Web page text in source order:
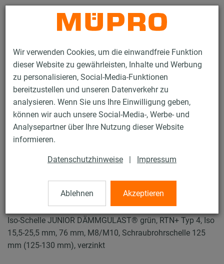
Wir verwenden Cookies, um die einwandfreie Funktion
dieser Website zu gewährleisten, Inhalte und Werbung
zu personalisieren, Social-Media-Funktionen
bereitzustellen und unseren Datenverkehr zu
analysieren. Wenn Sie uns Ihre Einwilligung geben,
können wir auch unsere Social-Media-, Werbe- und
Analysepartner über Ihre Nutzung dieser Website
informieren.
Datenschutzhinweise | Impressum
Ablehnen Akzeptieren
Kontakt
Produkte Befestigungstechnik
Rohrschellen
ISO-Schellen RTN+ Typ 2 und 4
ISO-Schellen RTN+
Typ 2 und 4
Iso-Schelle JUNIOR DÄMMGULAST® grün, RTN+ Typ 4, Iso
15,5-25,5 mm, 76 mm, M8/M10, Schraubrohrschelle 125
mm (125-130 mm), verzinkt